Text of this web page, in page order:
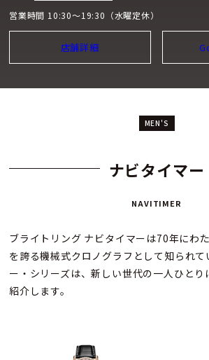
営業時間 10:30～19:30（水曜定休）
店舗詳細
MEN'S
ナビタイマー
NAVITIMER
ブライトリング ナビタイマーは70年にわ
を誇る機械式クロノグラフとして知られ
ー・シリーズは、新しい世代の一人ひと
紹介します。